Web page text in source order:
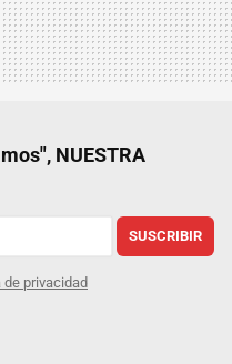
NUESTRA
SUSCRIBIR
de privacidad